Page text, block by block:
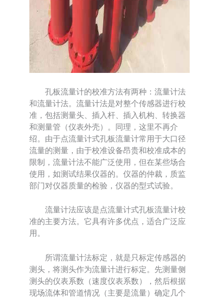
孔板流量计的校准方法有两种：流量计法
和流量计法。流量计法是对整个传感器进行校
准，包括测量头、插入杆、插入机构、转换器
和测量管（仪表外壳）。同理，这里不再介
绍。由于点流量计式孔板流量计常用于大口径
流量的测量，由于校准设备昂贵和校准成本的
限制，流量计法不能广泛使用，但在某些场合
使用，如测试结果仪器的。仪器的仲裁，质监
部门对仪器质量的检验，仪器的型式试验。
流量计法应该是点流量计式孔板流量计校
准的主要方法。它具有许多优点，适合广泛应
用。
所谓流量计法标定，就是只标定传感器的
测头，将测头作为流量计进行标定。先测量侧
测头的仪表系数（速度仪表系数），然后根据
现场流体和管道情况（主要是流量）确定几个